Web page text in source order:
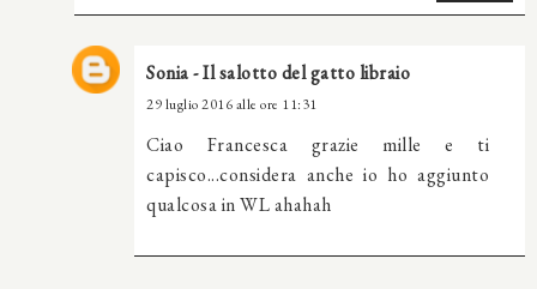
Sonia - Il salotto del gatto libraio
29 luglio 2016 alle ore 11:31
Ciao Francesca grazie mille e ti
capisco...considera anche io ho aggiunto
qualcosa in WL ahahah